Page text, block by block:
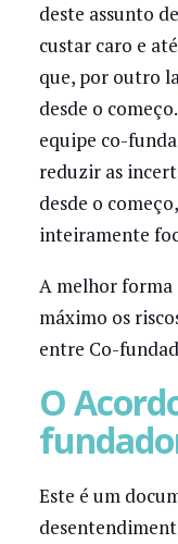
deste assunto
custar caro e
que, por outro
desde o
equipe co-
reduzir as
desde o
inteiramente
A melhor forma
máximo os
entre Co-
O
Este é um